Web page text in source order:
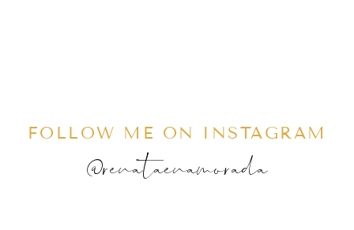
FOLLOW ME ON INSTAGRAM
@renataenamorada